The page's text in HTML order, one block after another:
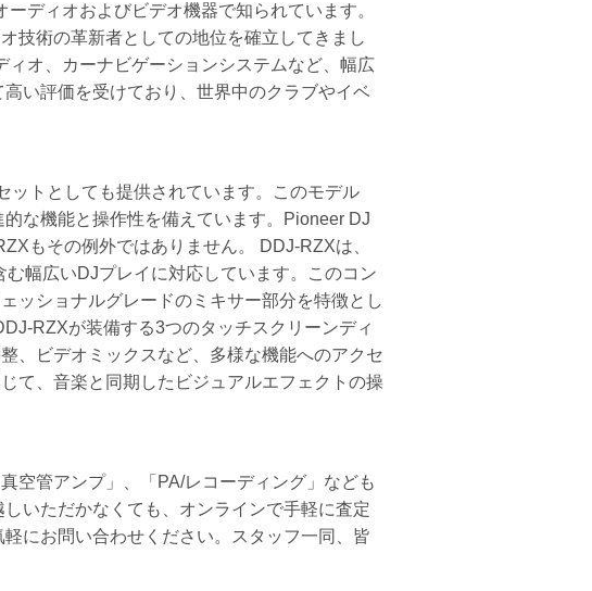
ディオおよびビデオ機器で知られています。
技術の革新者としての地位を確立してきまし
オ、カーナビゲーションシステムなど、幅広
い評価を受けており、世界中のクラブやイベ
ットとしても提供されています。このモデル
な機能と操作性を備えています。Pioneer DJ
もその例外ではありません。 DDJ-RZXは、
幅広いDJプレイに対応しています。このコン
ッショナルグレードのミキサー部分を特徴とし
RZXが装備する3つのタッチスクリーンディ
、ビデオミックスなど、多様な機能へのアクセ
て、音楽と同期したビジュアルエフェクトの操
空管アンプ」、「PA/レコーディング」なども
いただかなくても、オンラインで手軽に査定
にお問い合わせください。スタッフ一同、皆